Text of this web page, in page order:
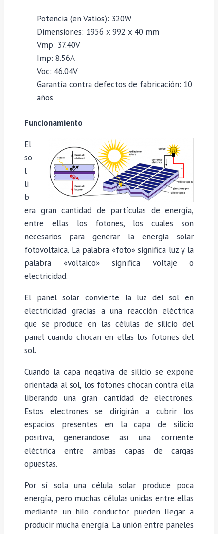
Potencia (en Vatios): 320W
Dimensiones: 1956 x 992 x 40 mm
Vmp: 37.40V
Imp: 8.56A
Voc: 46.04V
Garantía contra defectos de fabricación: 10
años
Funcionamiento
El
so
l
li
b
era gran cantidad de partículas de energía,
entre ellas los fotones, los cuales son
necesarios para generar la energía solar
fotovoltaica. La palabra «foto» significa luz y la
palabra «voltaico» significa voltaje o
electricidad.
El panel solar convierte la luz del sol en
electricidad gracias a una reacción eléctrica
que se produce en las células de silicio del
panel cuando chocan en ellas los fotones del
sol.
Cuando la capa negativa de silicio se expone
orientada al sol, los fotones chocan contra ella
liberando una gran cantidad de electrones.
Estos electrones se dirigirán a cubrir los
espacios presentes en la capa de silicio
positiva, generándose así una corriente
eléctrica entre ambas capas de cargas
opuestas.
Por sí sola una célula solar produce poca
energía, pero muchas células unidas entre ellas
mediante un hilo conductor pueden llegar a
producir mucha energía. La unión entre paneles